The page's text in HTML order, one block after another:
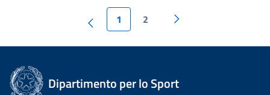
1 2
Dipartimento per lo Sport